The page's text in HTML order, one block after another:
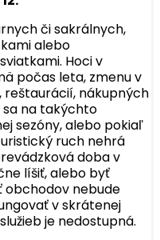
či sakrálnych,
alebo
Hoci v
počas leta, zmenu v
nákupných
na takýchto
sezóny, alebo pokiaľ
ruch nehrá
doba v
líšiť, alebo byť
obchodov nebude
v skrátenej
je nedostupná.